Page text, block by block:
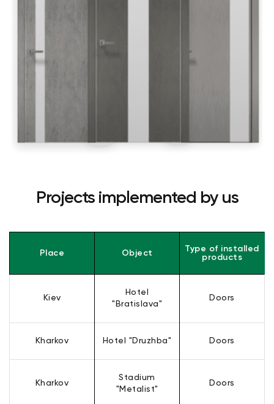
Projects implemented by us
Place Object
Type of installed
products
Kiev
Hotel
"Bratislava"
Doors
Kharkov Hotel "Druzhba" Doors
Kharkov
Stadium
"Metalist"
Doors